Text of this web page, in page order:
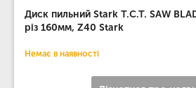
Диск пильний Stark T.C.T. SAW
різ 160мм, Z40 Stark
Немає в наявності